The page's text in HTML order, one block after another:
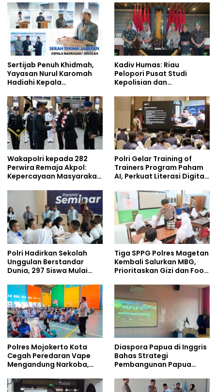
Studi Kepolisian
Era Digital
Sertijab Penuh Khidmah,
Yayasan Nurul Karomah
Hadiahi Kepala
Umrah
Kadiv Humas: Riau
Pelopori Pusat Studi
Kepolisian dan
Policing Masuki Babak
Wakapolri kepada 282
Perwira Remaja Akpol:
Kepercayaan Masyarakat
Polri Gelar Training of
Trainers Program Paham
AI, Perkuat Literasi Digital
Polri Hadirkan Sekolah
Unggulan Berstandar
Dunia, 297 Siswa Mulai
Tiga SPPG Polres Magetan
Kembali Salurkan MBG,
Prioritaskan Gizi dan Food
Polres Mojokerto Kota
Cegah Peredaran Vape
Mengandung Narkoba,
Kalangan Remaja
Diaspora Papua di Inggris
Bahas Strategi
Pembangunan Papua
Doktoral Internasional